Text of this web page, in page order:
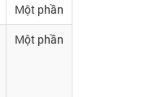
Một phần
Một phần